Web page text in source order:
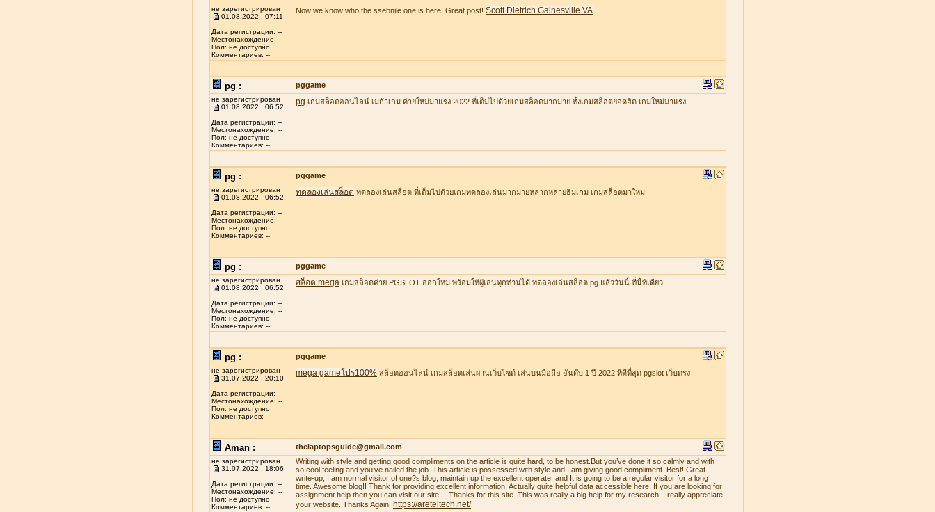
не зарегистрирован
01.08.2022 , 07:11
Дата регистрации: --
Местонахождение: --
Пол: не доступно
Комментариев: --
Now we know who the ssebnile one is here. Great post! Scott Dietrich Gainesville VA
pg : pggame
не зарегистрирован
01.08.2022 , 06:52
Дата регистрации: --
Местонахождение: --
Пол: не доступно
Комментариев: --
pg เกมสล็อตออนไลน์ เมก้าเกม ค่ายใหม่มาแรง 2022 ที่เต็มไปด้วยเกมสล็อตมากมาย ทั้งเกมสล็อตยอดฮิต เกมใหม่มาแรง
pg : pggame
не зарегистрирован
01.08.2022 , 06:52
Дата регистрации: --
Местонахождение: --
Пол: не доступно
Комментариев: --
ทดลองเล่นสล็อต ทดลองเล่นสล็อต ที่เต็มไปด้วยเกมทดลองเล่นมากมายหลากหลายธีมเกม เกมสล็อตมาใหม่
pg : pggame
не зарегистрирован
01.08.2022 , 06:52
Дата регистрации: --
Местонахождение: --
Пол: не доступно
Комментариев: --
สล็อต mega เกมสล็อตค่าย PGSLOT ออกใหม่ พร้อมให้ผู้เล่นทุกท่านได้ ทดลองเล่นสล็อต pg แล้ววันนี้ ที่นี้ที่เดียว
pg : pggame
не зарегистрирован
31.07.2022 , 20:10
Дата регистрации: --
Местонахождение: --
Пол: не доступно
Комментариев: --
mega gameโปร100% สล็อตออนไลน์ เกมสล็อตเล่นผ่านเว็บไซต์ เล่นบนมือถือ อันดับ 1 ปี 2022 ที่ดีที่สุด pgslot เว็บตรง
Aman : thelaptopsguide@gmail.com
не зарегистрирован
31.07.2022 , 18:06
Дата регистрации: --
Местонахождение: --
Пол: не доступно
Комментариев: --
Writing with style and getting good compliments on the article is quite hard, to be honest.But you’ve done it so calmly and with
so cool feeling and you’ve nailed the job. This article is possessed with style and I am giving good compliment. Best! Great
write-up, I am normal visitor of one?s blog, maintain up the excellent operate, and It is going to be a regular visitor for a long
time. Awesome blog!! Thank for providing excellent information. Actually quite helpful data accessible here. If you are looking for
assignment help then you can visit our site… Thanks for this site. This was really a big help for my research. I really appreciate
your website. Thanks Again.
https://areteitech.net/